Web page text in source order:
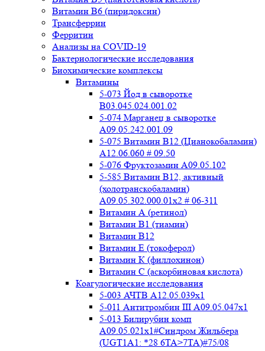
Витамин В6 (пиридоксин)
Трансферрин
Ферритин
Анализы на COVID-19
Бактериологические исследования
Биохимические комплексы
Витамины
5-073 Йод в сыворотке
B03.045.024.001.02
5-074 Марганец в сыворотке
A09.05.242.001.09
5-075 Витамин В12 (Цианокобаламин)
A12.06.060 # 09.50
5-076 Фруктозамин A09.05.102
5-585 Витамин B12, активный
(холотранскобаламин)
A09.05.302.000.01x2 # 06-311
Витамин А (ретинол)
Витамин В1 (тиамин)
Витамин В12
Витамин Е (токоферол)
Витамин К (филлохинон)
Витамин С (аскорбиновая кислота)
Коагулогические исследования
5-003 АЧТВ А12.05.039x1
5-011 Антитромбин III А09.05.047x1
5-013 Билирубин комп
A09.05.021x1#Синдром Жильбера
(UGT1A1: *28 6TA>7TA)#75/08